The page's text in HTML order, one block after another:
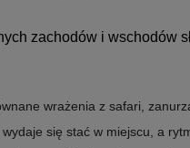
zachodów i wschodów
wrażenia z safari,
się stać w miejscu, a